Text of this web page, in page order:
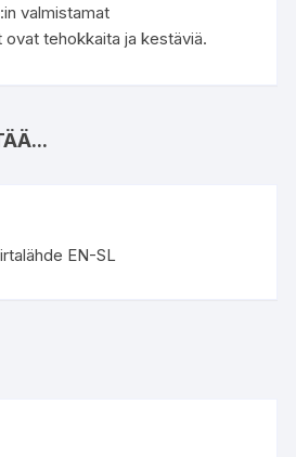
valmistamat
tehokkaita ja kestäviä.
EN-SL